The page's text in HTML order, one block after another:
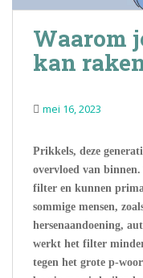
Waarom
kan
mei 16, 2023
Prikkels, deze
overvloed van binnen.
filter en kunnen
sommige mensen,
hersenaandoening,
werkt het filter minder
tegen het grote p-